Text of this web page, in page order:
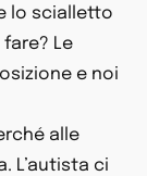
lo scialletto
fare? Le
e noi
alle
L’autista ci